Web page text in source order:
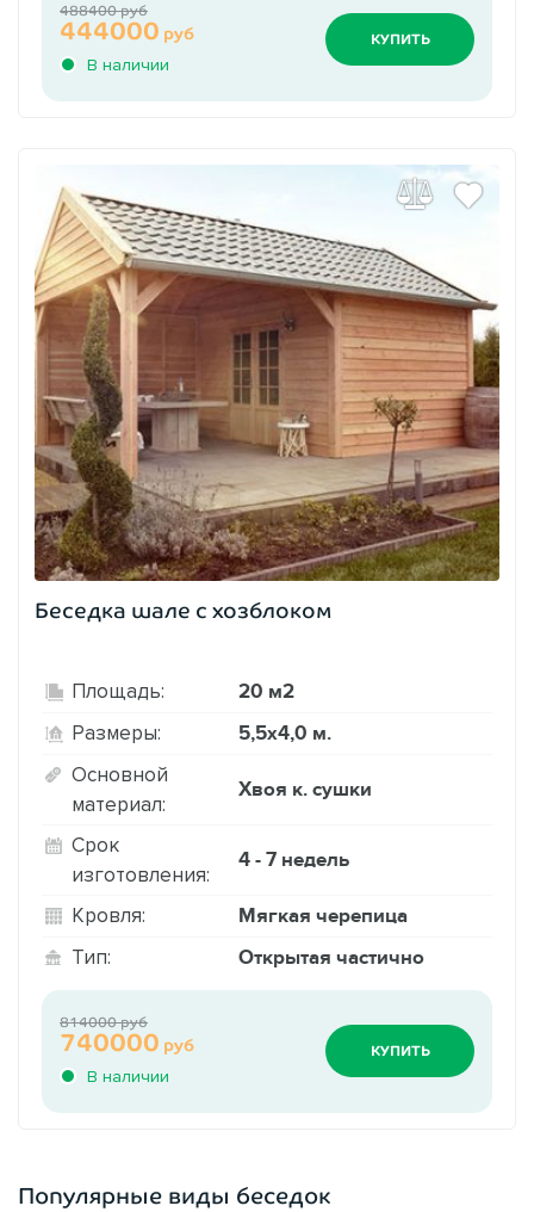
В наличии
444000 руб
488400 руб
КУПИТЬ
Беседка шале с хозблоком
Площадь: 20 м2
Размеры: 5,5х4,0 м.
Основной
материал:
Хвоя к. сушки
Срок
изготовления:
4 - 7 недель
Кровля: Мягкая черепица
Тип: Открытая частично
В наличии
740000 руб
814000 руб
КУПИТЬ
Популярные виды беседок